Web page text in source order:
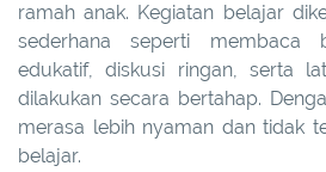
ramah anak. Kegiatan belajar
sederhana seperti membaca
edukatif, diskusi ringan, serta
dilakukan secara bertahap.
merasa lebih nyaman dan tidak
belajar.